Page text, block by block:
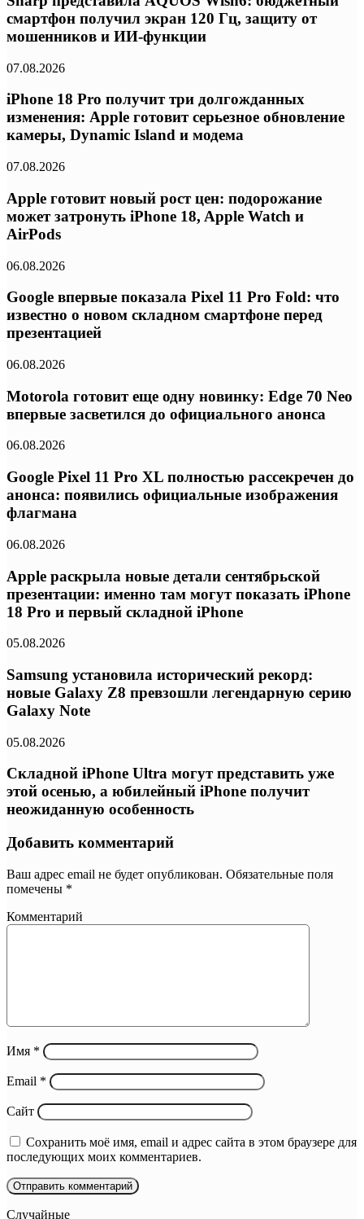
смартфон получил экран 120 Гц, защиту от
мошенников и ИИ-функции
07.08.2026
iPhone 18 Pro получит три долгожданных
изменения: Apple готовит серьезное обновление
камеры, Dynamic Island и модема
07.08.2026
Apple готовит новый рост цен: подорожание
может затронуть iPhone 18, Apple Watch и
AirPods
06.08.2026
Google впервые показала Pixel 11 Pro Fold: что
известно о новом складном смартфоне перед
презентацией
06.08.2026
Motorola готовит еще одну новинку: Edge 70 Neo
впервые засветился до официального анонса
06.08.2026
Google Pixel 11 Pro XL полностью рассекречен до
анонса: появились официальные изображения
флагмана
06.08.2026
Apple раскрыла новые детали сентябрьской
презентации: именно там могут показать iPhone
18 Pro и первый складной iPhone
05.08.2026
Samsung установила исторический рекорд:
новые Galaxy Z8 превзошли легендарную серию
Galaxy Note
05.08.2026
Складной iPhone Ultra могут представить уже
этой осенью, а юбилейный iPhone получит
неожиданную особенность
Добавить комментарий
Ваш адрес email не будет опубликован. Обязательные поля
помечены *
Комментарий
Имя *
Email *
Сайт
Сохранить моё имя, email и адрес сайта в этом браузере для
последующих моих комментариев.
Случайные